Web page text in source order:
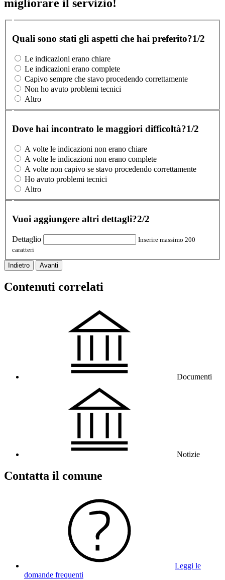
migliorare il servizio!
Quali sono stati gli aspetti che hai preferito?1/2
Le indicazioni erano chiare
Le indicazioni erano complete
Capivo sempre che stavo procedendo correttamente
Non ho avuto problemi tecnici
Altro
Dove hai incontrato le maggiori difficoltà?1/2
A volte le indicazioni non erano chiare
A volte le indicazioni non erano complete
A volte non capivo se stavo procedendo correttamente
Ho avuto problemi tecnici
Altro
Vuoi aggiungere altri dettagli?2/2
Dettaglio
Inserire massimo 200
caratteri
Indietro Avanti
Contenuti correlati
Documenti
Notizie
Contatta il comune
Leggi le
domande frequenti